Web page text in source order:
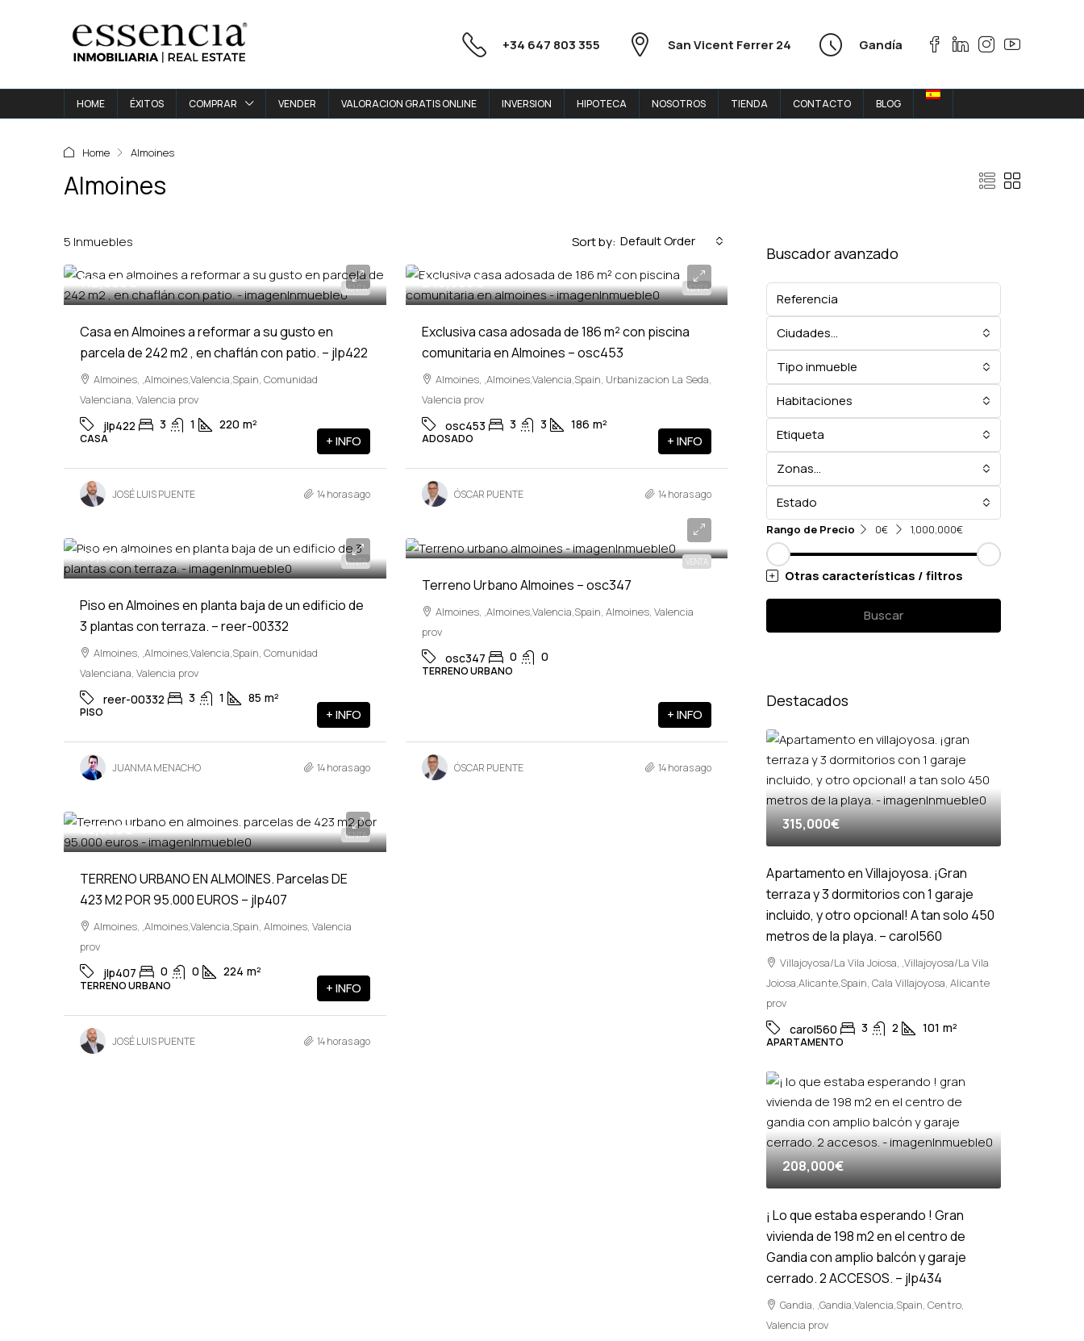
+34 647 803 355 San Vicent Ferrer 24 Gandía
HOME ÉXITOS COMPRAR VENDER VALORACION GRATIS ONLINE INVERSION HIPOTECA NOSOTROS TIENDA CONTACTO BLOG
Home Almoines
Almoines
5 Inmuebles Sort by: Default Order
VENTA
112,000€
Casa en Almoines a reformar a su gusto en
parcela de 242 m2 , en chaflán con patio. – jlp422
Almoines, ,Almoines,Valencia,Spain, Comunidad
Valenciana, Valencia prov
jlp422 3 1 220 m²
CASA + INFO
JOSÉ LUIS PUENTE 14 horas ago
VENTA
246,900€
Exclusiva casa adosada de 186 m² con piscina
comunitaria en Almoines – osc453
Almoines, ,Almoines,Valencia,Spain, Urbanizacion La Seda,
Valencia prov
osc453 3 3 186 m²
ADOSADO + INFO
ÓSCAR PUENTE 14 horas ago
VENTA
96,000€
Piso en Almoines en planta baja de un edificio de
3 plantas con terraza. – reer-00332
Almoines, ,Almoines,Valencia,Spain, Comunidad
Valenciana, Valencia prov
reer-00332 3 1 85 m²
PISO + INFO
JUANMA MENACHO 14 horas ago
VENTA
Terreno Urbano Almoines – osc347
Almoines, ,Almoines,Valencia,Spain, Almoines, Valencia
prov
osc347 0 0
TERRENO URBANO
+ INFO
ÓSCAR PUENTE 14 horas ago
VENTA
95,000€
TERRENO URBANO EN ALMOINES. Parcelas DE
423 M2 POR 95.000 EUROS – jlp407
Almoines, ,Almoines,Valencia,Spain, Almoines, Valencia
prov
jlp407 0 0 224 m²
TERRENO URBANO + INFO
JOSÉ LUIS PUENTE 14 horas ago
Buscador avanzado
Ciudades...
Tipo inmueble
Habitaciones
Etiqueta
Zonas...
Estado
Rango de Precio 0€ 1,000,000€
Otras características / filtros
Buscar
Destacados
315,000€
Apartamento en Villajoyosa. ¡Gran
terraza y 3 dormitorios con 1 garaje
incluido, y otro opcional! A tan solo 450
metros de la playa. – carol560
Villajoyosa/La Vila Joiosa, ,Villajoyosa/La Vila
Joiosa,Alicante,Spain, Cala Villajoyosa, Alicante
prov
carol560 3 2 101 m²
APARTAMENTO
208,000€
¡ Lo que estaba esperando ! Gran
vivienda de 198 m2 en el centro de
Gandia con amplio balcón y garaje
cerrado. 2 ACCESOS. – jlp434
Gandia, ,Gandia,Valencia,Spain, Centro,
Valencia prov